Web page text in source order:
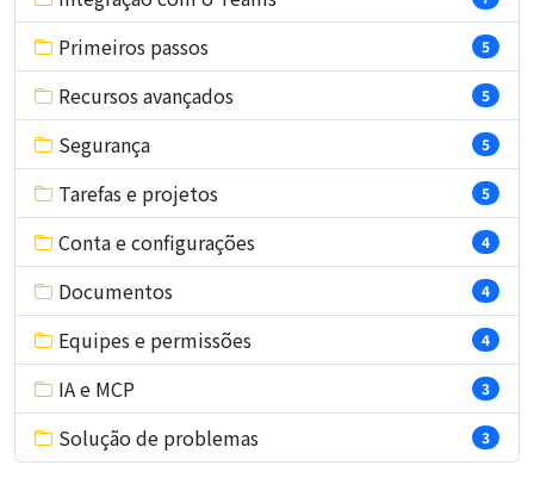
Primeiros passos 5
Recursos avançados 5
Segurança 5
Tarefas e projetos 5
Conta e configurações 4
Documentos 4
Equipes e permissões 4
IA e MCP 3
Solução de problemas 3